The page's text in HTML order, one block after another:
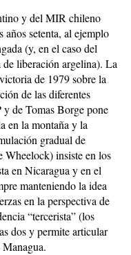
y del MIR chileno
años setenta, al ejemplo
(y, en el caso del
liberación argelina). La
de 1979 sobre la
de las diferentes
de Tomas Borge pone
en la montaña y la
gradual de
Wheelock) insiste en los
en Nicaragua y en el
manteniendo la idea
en la perspectiva de
“tercerista” (los
dos y permite articular